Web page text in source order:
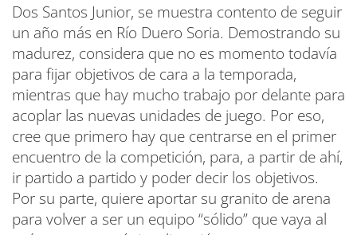
Dos Santos Junior, se muestra contento de seguir
un año más en Río Duero Soria. Demostrando su
madurez, considera que no es momento todavía
para fijar objetivos de cara a la temporada,
mientras que hay mucho trabajo por delante para
acoplar las nuevas unidades de juego. Por eso,
cree que primero hay que centrarse en el primer
encuentro de la competición, para, a partir de ahí,
ir partido a partido y poder decir los objetivos.
Por su parte, quiere aportar su granito de arena
para volver a ser un equipo “sólido” que vaya al